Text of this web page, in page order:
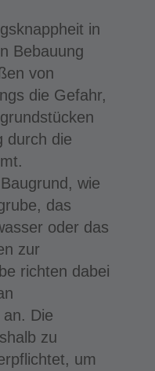
in
Bebauung
von
die Gefahr,
durch die
wie
das
oder das
zur
richten dabei
Die
zu
um